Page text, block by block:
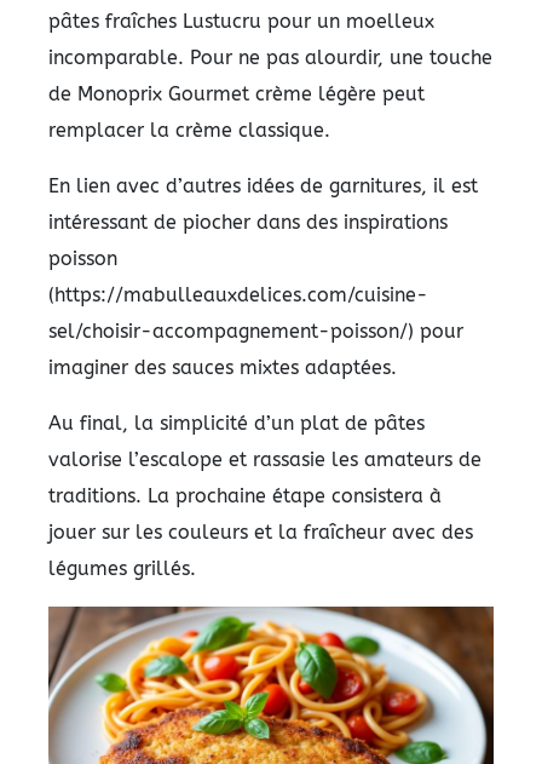
pâtes fraîches Lustucru pour un moelleux
incomparable. Pour ne pas alourdir, une touche
de Monoprix Gourmet crème légère peut
remplacer la crème classique.
En lien avec d’autres idées de garnitures, il est
intéressant de piocher dans des inspirations
poisson
(https://mabulleauxdelices.com/cuisine-
sel/choisir-accompagnement-poisson/) pour
imaginer des sauces mixtes adaptées.
Au final, la simplicité d’un plat de pâtes
valorise l’escalope et rassasie les amateurs de
traditions. La prochaine étape consistera à
jouer sur les couleurs et la fraîcheur avec des
légumes grillés.